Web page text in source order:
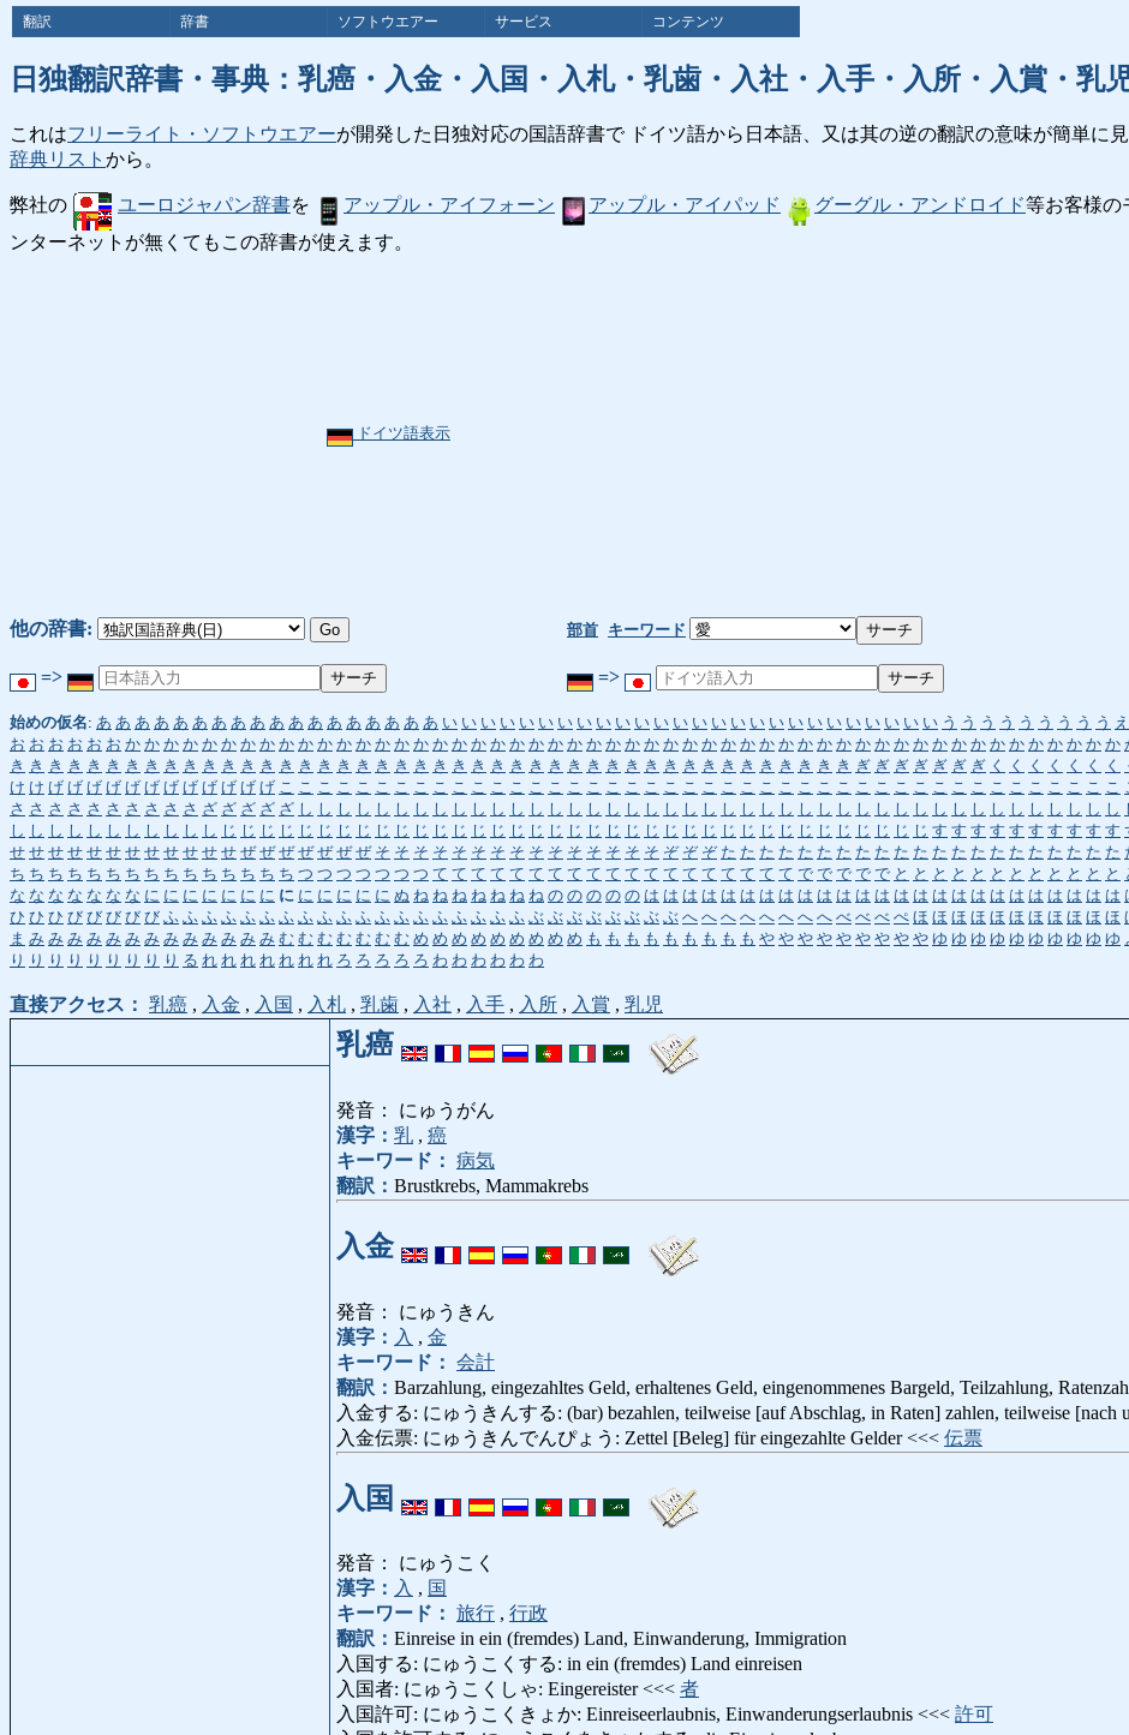
翻訳 辞書 ソフトウエアー サービス コンテンツ
日独翻訳辞書・事典：乳癌・入金・入国・入札・乳歯・入社・入手・入所・入賞・乳
これはフリーライト・ソフトウエアーが開発した日独対応の国語辞書で ドイツ語から日本語、又は其の逆の翻訳の意味が簡単に
辞典リスト から。
弊社の ユーロジャパン辞書を アップル・アイフォーン アップル・アイパッド グーグル・アンドロイド等お客様の
ンターネットが無くてもこの辞書が使えます。
ドイツ語表示
他の辞書: 部首 キーワード
=> =>
始めの仮名: あ あ あ あ あ あ あ あ あ あ あ あ あ あ あ あ あ あ い い い い い い い い い い い い い い い い い い い い い い い い い い う う う う う う う う う え
お お お お お お か か か か か か か か か か か か か か か か か か か か か か か か か か か か か か か か か か か か か か か か か か か か か か か か か か か か
き き き き き き き き き き き き き き き き き き き き き き き き き き き き き き き き き き き き き き き き き き き き ぎ ぎ ぎ ぎ ぎ ぎ ぎ く く く く く く く
け け げ げ げ げ げ げ げ げ げ げ げ げ こ こ こ こ こ こ こ こ こ こ こ こ こ こ こ こ こ こ こ こ こ こ こ こ こ こ こ こ こ こ こ こ こ こ こ こ こ こ こ こ こ こ こ こ
さ さ さ さ さ さ さ さ さ さ ざ ざ ざ ざ ざ し し し し し し し し し し し し し し し し し し し し し し し し し し し し し し し し し し し し し し し し し し し
し し し し し し し し し し し じ じ じ じ じ じ じ じ じ じ じ じ じ じ じ じ じ じ じ じ じ じ じ じ じ じ じ じ じ じ じ じ じ じ じ じ じ す す す す す す す す す す
せ せ せ せ せ せ せ せ せ せ せ せ ぜ ぜ ぜ ぜ ぜ ぜ ぜ そ そ そ そ そ そ そ そ そ そ そ そ そ そ そ ぞ ぞ ぞ た た た た た た た た た た た た た た た た た た た た た
ち ち ち ち ち ち ち ち ち ち ち ち ち ち ち つ つ つ つ つ つ つ て て て て て て て て て て て て て て て て て て て で で で で で と と と と と と と と と と と と
な な な な な な な に に に に に に に に に に に に に ぬ ね ね ね ね ね ね ね の の の の の は は は は は は は は は は は は は は は は は は は は は は は は は
ひ ひ ひ び び び び び ふ ふ ふ ふ ふ ふ ふ ふ ふ ふ ふ ふ ふ ふ ふ ふ ふ ふ ふ ぶ ぶ ぶ ぶ ぶ ぶ ぶ ぶ へ へ へ へ へ へ へ へ べ べ べ ぺ ほ ほ ほ ほ ほ ほ ほ ほ ほ ほ ほ
ま み み み み み み み み み み み み み む む む む む む む め め め め め め め め め も も も も も も も も も や や や や や や や や や ゆ ゆ ゆ ゆ ゆ ゆ ゆ ゆ ゆ ゆ
り り り り り り り り り る れ れ れ れ れ れ れ ろ ろ ろ ろ ろ わ わ わ わ わ わ
直接アクセス： 乳癌 , 入金 , 入国 , 入札 , 乳歯 , 入社 , 入手 , 入所 , 入賞 , 乳児
乳癌
発音： にゅうがん
漢字： 乳 , 癌
キーワード： 病気
翻訳： Brustkrebs, Mammakrebs
入金
発音： にゅうきん
漢字： 入 , 金
キーワード： 会計
翻訳： Barzahlung, eingezahltes Geld, erhaltenes Geld, eingenommenes Bargeld, Teilzahlung,
入金する: にゅうきんする: (bar) bezahlen, teilweise [auf Abschlag, in Raten] zahlen, teilweise [nach
入金伝票: にゅうきんでんぴょう: Zettel [Beleg] für eingezahlte Gelder <<< 伝票
入国
発音： にゅうこく
漢字： 入 , 国
キーワード： 旅行 , 行政
翻訳： Einreise in ein (fremdes) Land, Einwanderung, Immigration
入国する: にゅうこくする: in ein (fremdes) Land einreisen
入国者: にゅうこくしゃ: Eingereister <<< 者
入国許可: にゅうこくきょか: Einreiseerlaubnis, Einwanderungserlaubnis <<< 許可